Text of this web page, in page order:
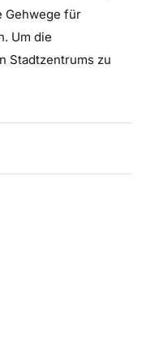
Gehwege für
Um die
Stadtzentrums zu